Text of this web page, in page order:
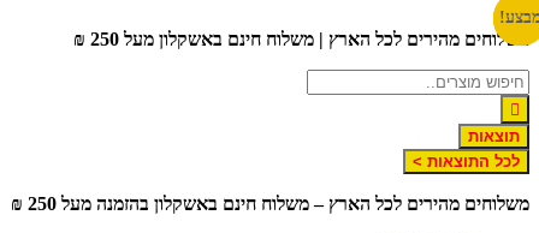
דלג
לתוכן
משלוחים מהירים לכל הארץ | משלוח חינם באשקלון מעל 250 ₪
תוצאות
לכל התוצאות >
משלוחים מהירים לכל הארץ – משלוח חינם באשקלון בהזמנה מעל 250 ₪